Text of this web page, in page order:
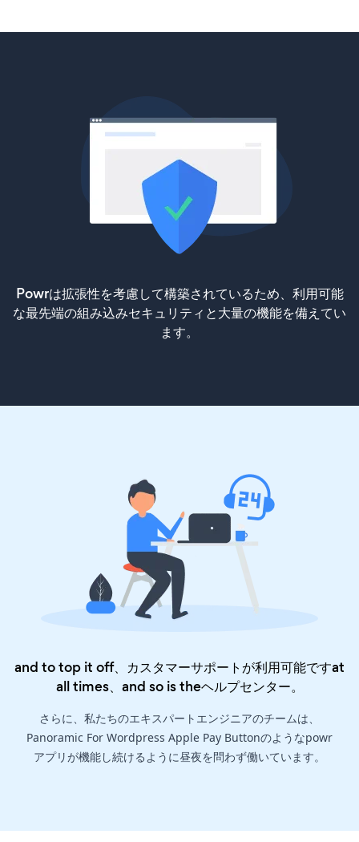
Powrは拡張性を考慮して構築されているため、利用可能
な最先端の組み込みセキュリティと大量の機能を備えてい
ます。
and to top it off、カスタマーサポートが利用可能ですat
all times、and so is theヘルプセンター。
さらに、私たちのエキスパートエンジニアのチームは、
Panoramic For Wordpress Apple Pay Buttonのようなpowr
アプリが機能し続けるように昼夜を問わず働いています。